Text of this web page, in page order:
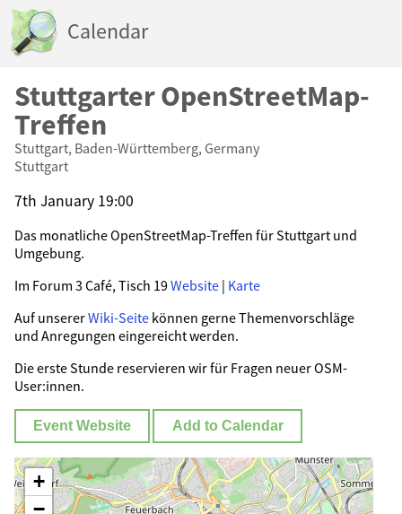
Calendar
Stuttgarter OpenStreetMap-
Treffen
Stuttgart, Baden-Württemberg, Germany
Stuttgart
7th January 19:00
Das monatliche OpenStreetMap-Treffen für Stuttgart und
Umgebung.
Im Forum 3 Café, Tisch 19Website | Karte
Auf unsererWiki-Seite können gerne Themenvorschläge
und Anregungen eingereicht werden.
Die erste Stunde reservieren wir für Fragen neuer OSM-
User:innen.
Event Website Add to Calendar
+
−